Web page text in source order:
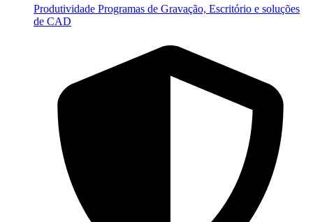
Produtividade Programas de Gravação, Escritório e soluções
de CAD